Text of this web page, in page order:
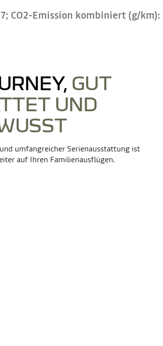
Emission kombiniert (g/km):
GUT
UND
umfangreicher Serienausstattung ist
auf Ihren Familienausflügen.